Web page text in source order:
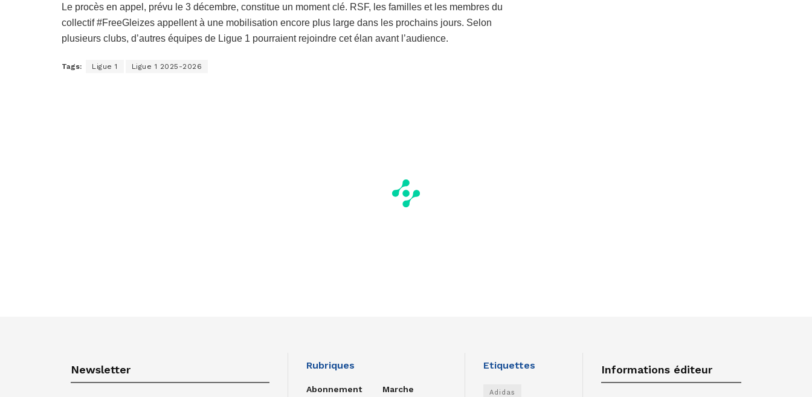
Le procès en appel, prévu le 3 décembre, constitue un moment clé. RSF, les familles et les membres du
collectif #FreeGleizes appellent à une mobilisation encore plus large dans les prochains jours. Selon
plusieurs clubs, d’autres équipes de Ligue 1 pourraient rejoindre cet élan avant l’audience.
Tags: Ligue 1 Ligue 1 2025-2026
Newsletter Rubriques
Abonnement
Marche
Etiquettes
Adidas
Informations éditeur